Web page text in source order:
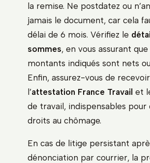
la remise. Ne postdatez ou
jamais le document, car cela
délai de 6 mois. Vérifiez le
sommes, en vous assurant que
montants indiqués sont nets
Enfin, assurez-vous de recevoir
l’attestation France Travail et
de travail, indispensables pour
droits au chômage.
En cas de litige persistant
dénonciation par courrier, la